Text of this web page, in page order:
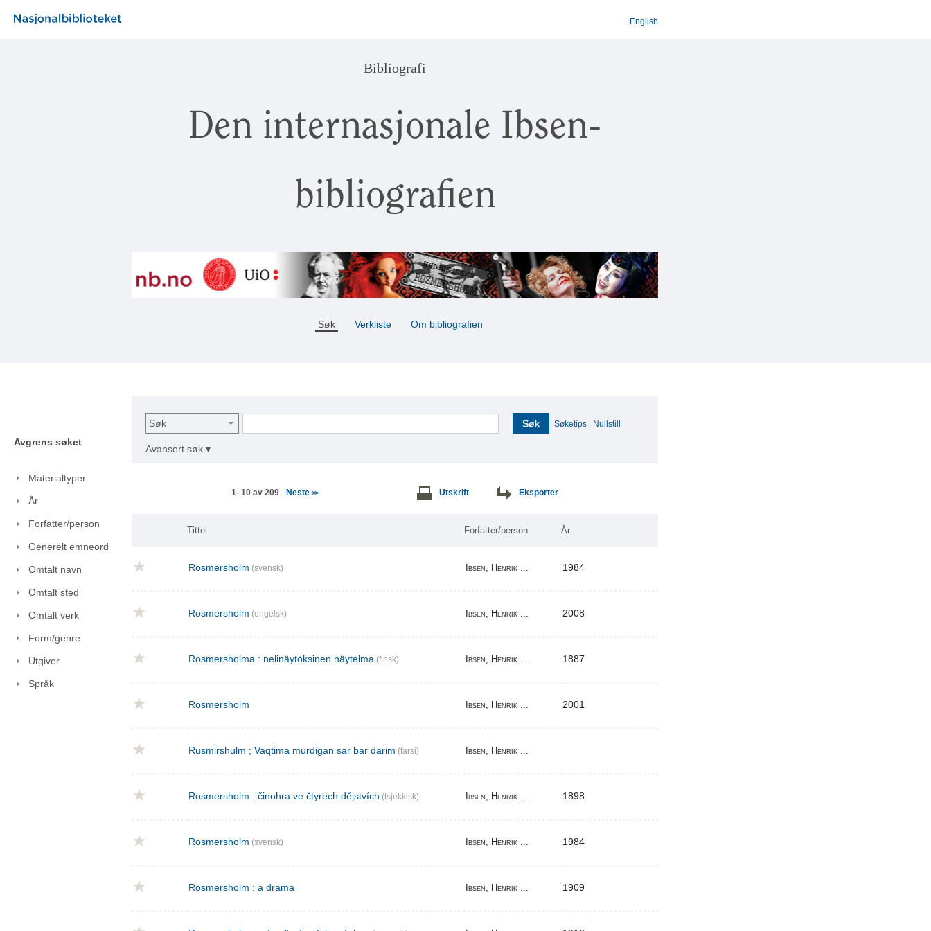
English
Bibliografi
Den internasjonale Ibsen-
bibliografien
Søk Verkliste Om bibliografien
Avgrens søket
Materialtyper
År
Forfatter/person
Generelt emneord
Omtalt navn
Omtalt sted
Omtalt verk
Form/genre
Utgiver
Språk
Søk Søk Søketips Nullstill
Avansert søk ▾
1–10 av 209 Neste >> Utskrift Eksporter
Tittel Forfatter/person År
Rosmersholm (svensk) Ibsen, Henrik ... 1984
Rosmersholm (engelsk) Ibsen, Henrik ... 2008
Rosmersholma : nelinäytöksinen näytelma (finsk) Ibsen, Henrik ... 1887
Rosmersholm Ibsen, Henrik ... 2001
Rusmirshulm ; Vaqtima murdigan sar bar darim (farsi) Ibsen, Henrik ...
Rosmersholm : činohra ve čtyrech dějstvích (tsjekkisk) Ibsen, Henrik ... 1898
Rosmersholm (svensk) Ibsen, Henrik ... 1984
Rosmersholm : a drama Ibsen, Henrik ... 1909